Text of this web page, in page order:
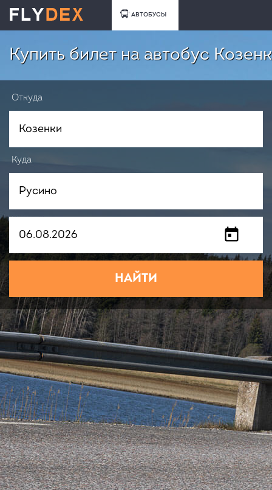
АВТОБУСЫ
Купить билет на автобус
Откуда
Куда
НАЙТИ